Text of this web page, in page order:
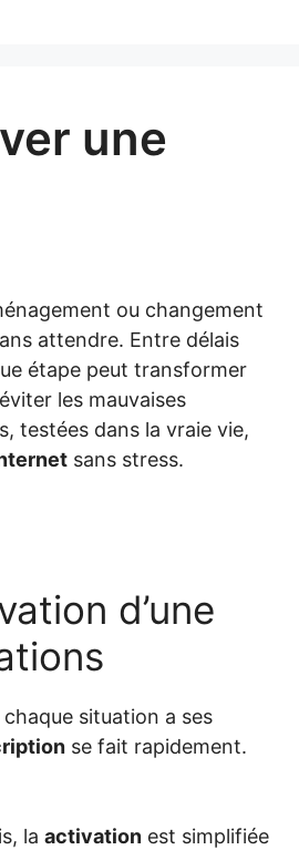
une
ou changement
attendre. Entre délais
étape peut transformer
les mauvaises
testées dans la vraie vie,
sans stress.
d’une
situation a ses
se fait rapidement.
la activation est simplifiée